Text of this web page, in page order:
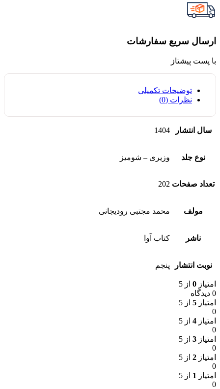
ارسال سریع سفارشات
با پست پیشتاز
توضیحات تکمیلی
نظرات (0)
سال انتشار 1404
نوع جلد وزیری – شومیز
تعداد صفحات 202
مولف محمد مجتبی رودیجانی
ناشر کتاب آوا
نوبت انتشار پنجم
امتیاز 0 از 5
0 دیدگاه
امتیاز 5 از 5
0
امتیاز 4 از 5
0
امتیاز 3 از 5
0
امتیاز 2 از 5
0
امتیاز 1 از 5
0